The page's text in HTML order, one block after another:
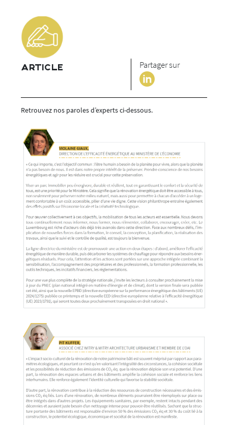
ARTICLE Partager sur
Retrouvez nos paroles d’experts ci-dessous.